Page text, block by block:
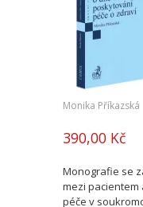
Monika Příkazská
390,00 Kč
Monografie se
mezi
péče v